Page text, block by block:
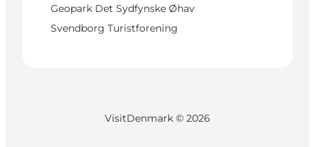
Geopark Det Sydfynske Øhav
Svendborg Turistforening
VisitDenmark © 2026